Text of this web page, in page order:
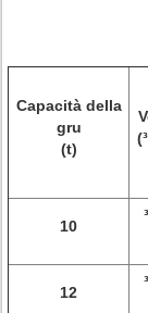
Capacità della
gru
(t)
10
12